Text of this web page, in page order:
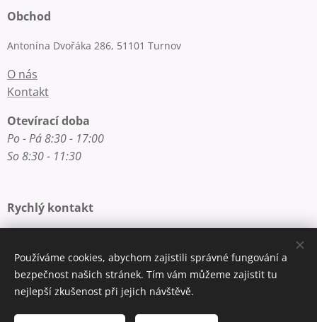
Obchod
Antonína Dvořáka 286, 51101 Turnov
O nás
Kontakt
Otevírací doba
Po - Pá 8:30 - 17:00
So 8:30 - 11:30
Rychlý kontakt
Telefon: +420 777 200 250
Cookies
Používáme cookies, abychom zajistili správné fungování a
bezpečnost našich stránek. Tím vám můžeme zajistit tu
nejlepší zkušenost při jejich návštěvě.